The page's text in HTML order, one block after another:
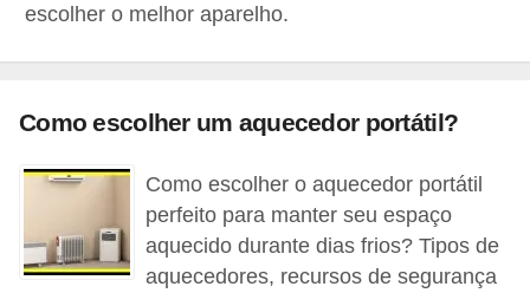
escolher o melhor aparelho.
Como escolher um aquecedor portátil?
Como escolher o aquecedor portátil
perfeito para manter seu espaço
aquecido durante dias frios? Tipos de
aquecedores, recursos de segurança
r
i
a
d
e